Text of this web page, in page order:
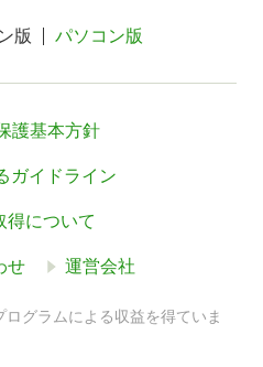
版 パソコン版
護基本方針
ガイドライン
得について
せ 運営会社
グラムによる収益を得ていま